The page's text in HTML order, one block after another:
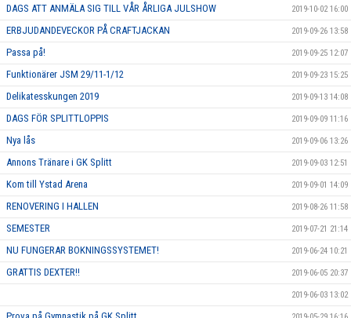
DAGS ATT ANMÄLA SIG TILL VÅR ÅRLIGA JULSHOW 2019-10-02 16:00
ERBJUDANDEVECKOR PÅ CRAFTJACKAN 2019-09-26 13:58
Passa på! 2019-09-25 12:07
Funktionärer JSM 29/11-1/12 2019-09-23 15:25
Delikatesskungen 2019 2019-09-13 14:08
DAGS FÖR SPLITTLOPPIS 2019-09-09 11:16
Nya lås 2019-09-06 13:26
Annons Tränare i GK Splitt 2019-09-03 12:51
Kom till Ystad Arena 2019-09-01 14:09
RENOVERING I HALLEN 2019-08-26 11:58
SEMESTER 2019-07-21 21:14
NU FUNGERAR BOKNINGSSYSTEMET! 2019-06-24 10:21
GRATTIS DEXTER!! 2019-06-05 20:37
2019-06-03 13:02
Prova på Gymnastik på GK Splitt